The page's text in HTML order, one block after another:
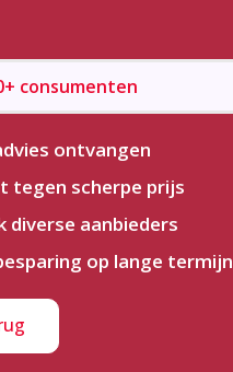
consumenten
ontvangen
tegen scherpe prijs
diverse aanbieders
op lange termijn